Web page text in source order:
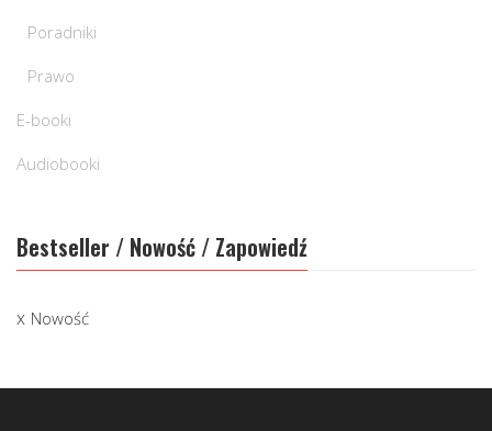
Poradniki
Prawo
E-booki
Audiobooki
Bestseller / Nowość / Zapowiedź
Nowość